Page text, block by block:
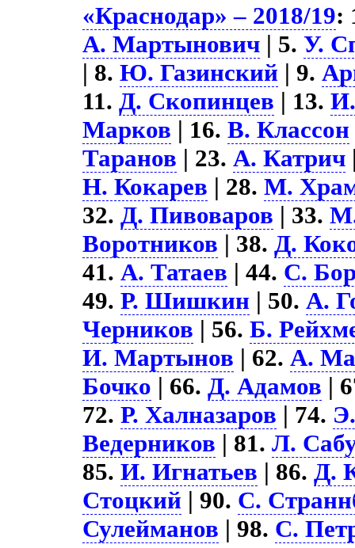
«Краснодар» – 2018/19:
А. Мартынович | 5.У.
| 8.Ю. Газинский | 9.
11.Д. Скопинцев | 13.
Марков | 16.В. Классон
Таранов | 23.А. Катрич
Н. Кокарев | 28.М.
32.Д. Пивоваров | 33.
Воротников | 38.Д.
41.А. Татаев | 44. С.
49.Р. Шишкин | 50.А.
Черников | 56.Б.
И. Мартынов | 62.А.
Бочко | 66.Д. Адамов |
72.Р. Халназаров | 74.
Ведерников | 81.Л.
85.И. Игнатьев | 86.Д.
Стоцкий | 90. С.
Сулейманов | 98. С.